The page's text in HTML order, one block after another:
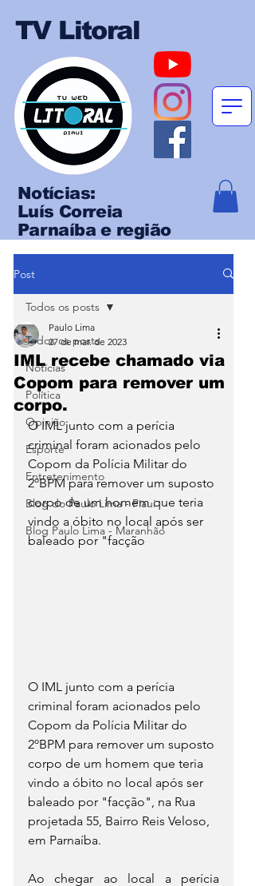
TV Litoral
Notícias:
Luís Correia
Parnaíba e região
Post
Todos os posts
Notícias
Política
Opinião
Esporte
Entretenimento
Blog do Paulo Lima - Piaui
Blog Paulo Lima - Maranhão
Todos os posts
IML recebe chamado via
Copom para remover um
corpo.
Paulo Lima
27 de mar. de 2023
O IML junto com a perícia
criminal foram acionados pelo
Copom da Polícia Militar do
2ºBPM para remover um suposto
corpo de um homem que teria
vindo a óbito no local após ser
baleado por "facção
O IML junto com a perícia
criminal foram acionados pelo
Copom da Polícia Militar do
2ºBPM para remover um suposto
corpo de um homem que teria
vindo a óbito no local após ser
baleado por "facção", na Rua
projetada 55, Bairro Reis Veloso,
em Parnaíba.
Ao chegar ao local a perícia